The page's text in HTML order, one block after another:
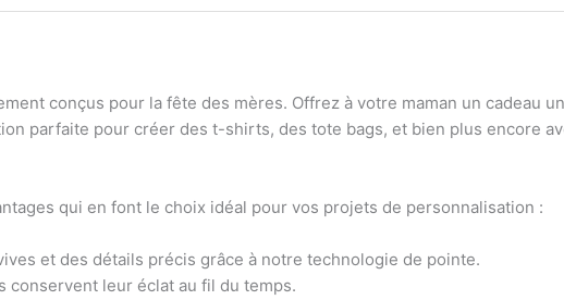
conçus pour la fête des mères. Offrez à votre maman un cadeau
parfaite pour créer des t-shirts, des tote bags, et bien plus encore
qui en font le choix idéal pour vos projets de personnalisation :
et des détails précis grâce à notre technologie de pointe.
leur éclat au fil du temps.